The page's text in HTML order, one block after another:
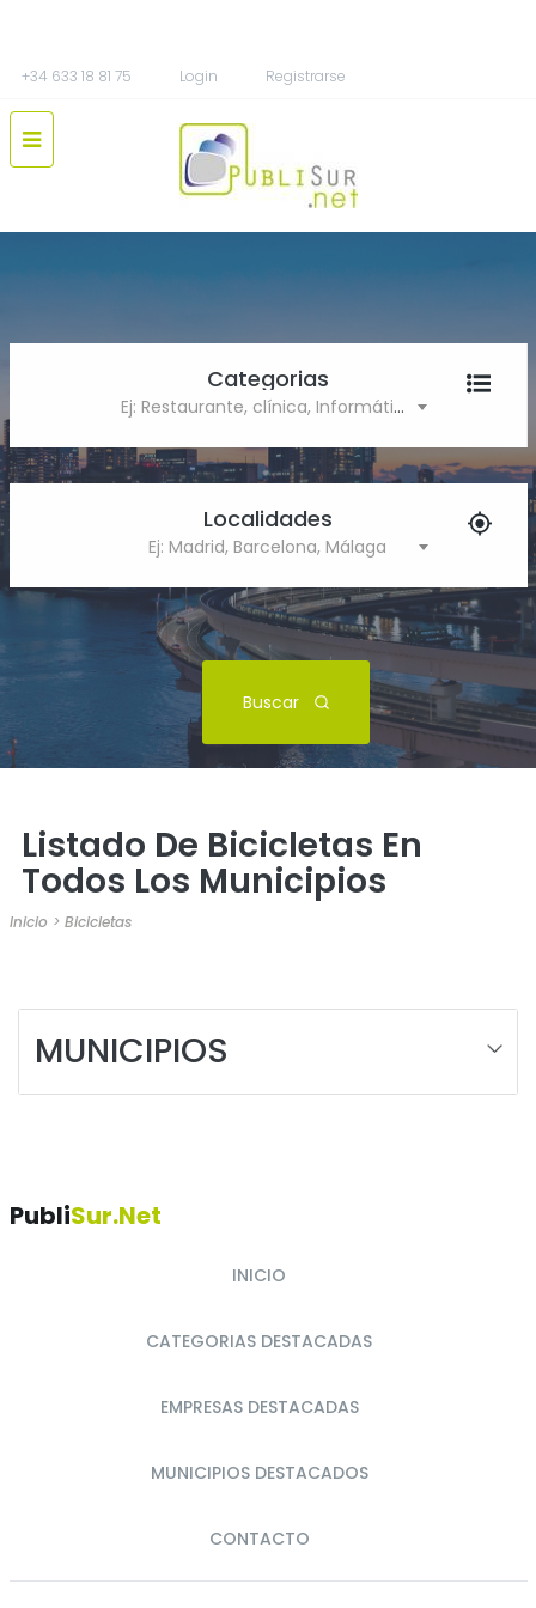
+34 633 18 81 75 Login Registrarse
Categorias
Ej: Restaurante, clínica, Informática
Localidades
Ej: Madrid, Barcelona, Málaga
Buscar
Listado De Bicicletas En
Todos Los Municipios
Inicio > Bicicletas
MUNICIPIOS
PubliSur.net
INICIO
CATEGORIAS DESTACADAS
EMPRESAS DESTACADAS
MUNICIPIOS DESTACADOS
CONTACTO